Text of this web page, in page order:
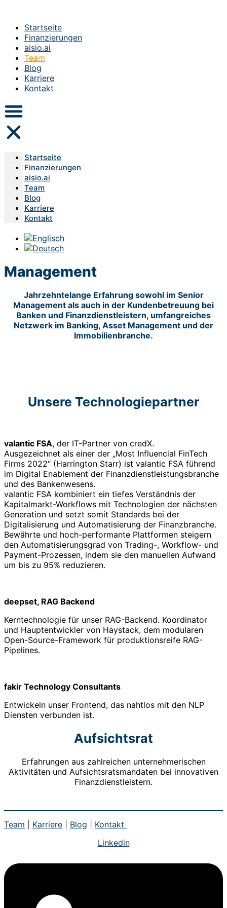
Startseite
Finanzierungen
aisio.ai
Team
Blog
Karriere
Kontakt
Startseite
Finanzierungen
aisio.ai
Team
Blog
Karriere
Kontakt
Management
Jahrzehntelange Erfahrung sowohl im Senior
Management als auch in der Kundenbetreuung bei
Banken und Finanzdienstleistern, umfangreiches
Netzwerk im Banking, Asset Management und der
Immobilienbranche.
DR. DANIEL VON HEYL | SENIOR ADVISOR
DR. ANDREAS KRONABITLEITNER | SENIOR
ADVISOR
Unsere Technologiepartner
valantic FSA, der IT-Partner von credX.
Ausgezeichnet als einer der „Most Influencial FinTech
Firms 2022“ (Harrington Starr) ist valantic FSA führend
im Digital Enablement der Finanzdienstleistungsbranche
und des Bankenwesens.
valantic FSA kombiniert ein tiefes Verständnis der
Kapitalmarkt-Workflows mit Technologien der nächsten
Generation und setzt somit Standards bei der
Digitalisierung und Automatisierung der Finanzbranche.
Bewährte und hoch-performante Plattformen steigern
den Automatisierungsgrad von Trading-, Workflow- und
Payment-Prozessen, indem sie den manuellen Aufwand
um bis zu 95% reduzieren.
deepset, RAG Backend
Kerntechnologie für unser RAG-Backend. Koordinator
und Hauptentwickler von Haystack, dem modularen
Open-Source-Framework für produktionsreife RAG-
Pipelines.
fakir Technology Consultants
Entwickeln unser Frontend, das nahtlos mit den NLP
Diensten verbunden ist.
Aufsichtsrat
Erfahrungen aus zahlreichen unternehmerischen
Aktivitäten und Aufsichtsratsmandaten bei innovativen
Finanzdienstleistern.
PHILIPP HENRICH | VORSITZENDER
WOLFRAM KLINGLER | AUFSICHTSRAT
PROF. DR. RALF ELSAS | AUFSICHTSRAT
Team Karriere Blog
Kontakt
Linkedin